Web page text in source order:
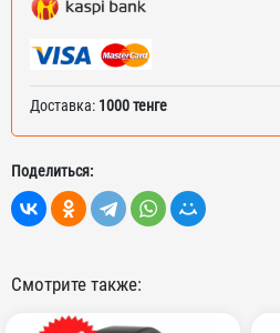
Доставка: 1000 тенге
Поделиться:
Смотрите также: